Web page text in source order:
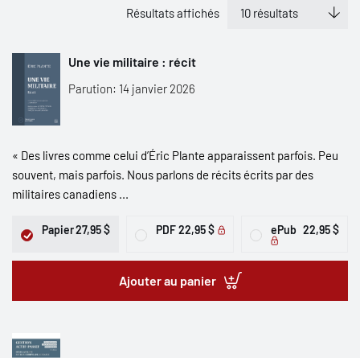
Résultats affichés
Une vie militaire : récit
Parution: 14 janvier 2026
« Des livres comme celui d’Éric Plante apparaissent parfois. Peu
souvent, mais parfois. Nous parlons de récits écrits par des
militaires canadiens ...
Papier27,95 $ PDF 22,95 $ ePub 22,95 $
Ajouter au panier